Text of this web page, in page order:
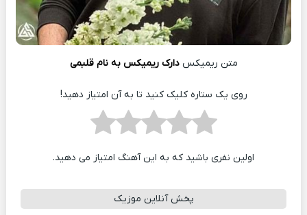
متن ریمیکسدارک ریمیکس به نام قلبمی
روی یک ستاره کلیک کنید تا به آن امتیاز دهید!
اولین نفری باشید که به این آهنگ امتیاز می دهید.
پخش آنلاین موزیک